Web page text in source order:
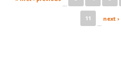
…
11
…
next ›